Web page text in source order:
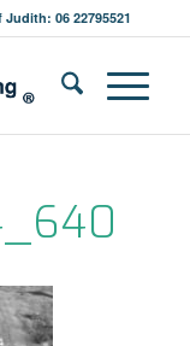
06 22795521